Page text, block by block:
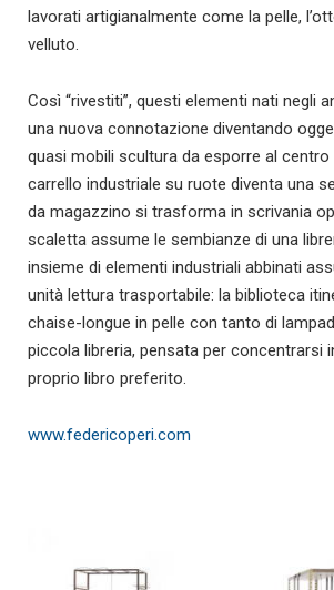
lavorati artigianalmente come la pelle,
velluto.
Così “rivestiti”, questi elementi nati negli
una nuova connotazione diventando
quasi mobili scultura da esporre al centro
carrello industriale su ruote diventa una
da magazzino si trasforma in scrivania
scaletta assume le sembianze di una
insieme di elementi industriali abbinati
unità lettura trasportabile: la biblioteca
chaise-longue in pelle con tanto di
piccola libreria, pensata per concentrarsi
proprio libro preferito.
www.federicoperi.com